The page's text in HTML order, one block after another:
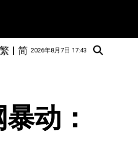
2026年8月7日 17:43
简
|
繁
动：